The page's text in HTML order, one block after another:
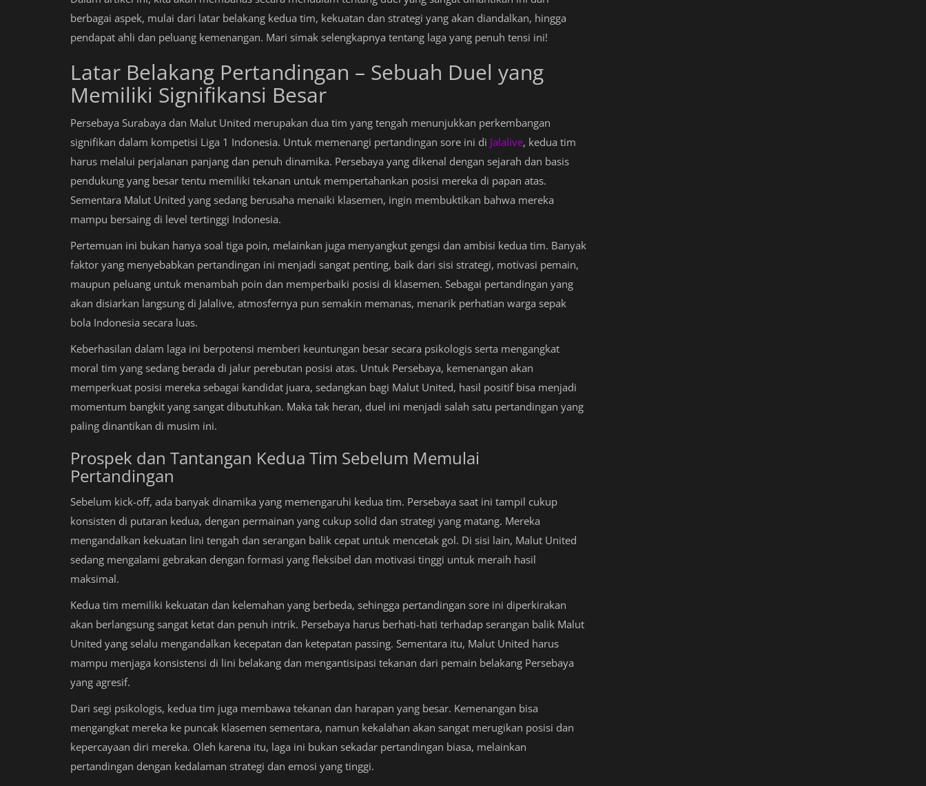
berbagai aspek, mulai dari latar belakang kedua tim, kekuatan dan strategi yang akan diandalkan, hingga
pendapat ahli dan peluang kemenangan. Mari simak selengkapnya tentang laga yang penuh tensi ini!
Latar Belakang Pertandingan – Sebuah Duel yang
Memiliki Signifikansi Besar
Persebaya Surabaya dan Malut United merupakan dua tim yang tengah menunjukkan perkembangan
signifikan dalam kompetisi Liga 1 Indonesia. Untuk memenangi pertandingan sore ini di Jalalive, kedua tim
harus melalui perjalanan panjang dan penuh dinamika. Persebaya yang dikenal dengan sejarah dan basis
pendukung yang besar tentu memiliki tekanan untuk mempertahankan posisi mereka di papan atas.
Sementara Malut United yang sedang berusaha menaiki klasemen, ingin membuktikan bahwa mereka
mampu bersaing di level tertinggi Indonesia.
Pertemuan ini bukan hanya soal tiga poin, melainkan juga menyangkut gengsi dan ambisi kedua tim. Banyak
faktor yang menyebabkan pertandingan ini menjadi sangat penting, baik dari sisi strategi, motivasi pemain,
maupun peluang untuk menambah poin dan memperbaiki posisi di klasemen. Sebagai pertandingan yang
akan disiarkan langsung di Jalalive, atmosfernya pun semakin memanas, menarik perhatian warga sepak
bola Indonesia secara luas.
Keberhasilan dalam laga ini berpotensi memberi keuntungan besar secara psikologis serta mengangkat
moral tim yang sedang berada di jalur perebutan posisi atas. Untuk Persebaya, kemenangan akan
memperkuat posisi mereka sebagai kandidat juara, sedangkan bagi Malut United, hasil positif bisa menjadi
momentum bangkit yang sangat dibutuhkan. Maka tak heran, duel ini menjadi salah satu pertandingan yang
paling dinantikan di musim ini.
Prospek dan Tantangan Kedua Tim Sebelum Memulai
Pertandingan
Sebelum kick-off, ada banyak dinamika yang memengaruhi kedua tim. Persebaya saat ini tampil cukup
konsisten di putaran kedua, dengan permainan yang cukup solid dan strategi yang matang. Mereka
mengandalkan kekuatan lini tengah dan serangan balik cepat untuk mencetak gol. Di sisi lain, Malut United
sedang mengalami gebrakan dengan formasi yang fleksibel dan motivasi tinggi untuk meraih hasil
maksimal.
Kedua tim memiliki kekuatan dan kelemahan yang berbeda, sehingga pertandingan sore ini diperkirakan
akan berlangsung sangat ketat dan penuh intrik. Persebaya harus berhati-hati terhadap serangan balik Malut
United yang selalu mengandalkan kecepatan dan ketepatan passing. Sementara itu, Malut United harus
mampu menjaga konsistensi di lini belakang dan mengantisipasi tekanan dari pemain belakang Persebaya
yang agresif.
Dari segi psikologis, kedua tim juga membawa tekanan dan harapan yang besar. Kemenangan bisa
mengangkat mereka ke puncak klasemen sementara, namun kekalahan akan sangat merugikan posisi dan
kepercayaan diri mereka. Oleh karena itu, laga ini bukan sekadar pertandingan biasa, melainkan
pertandingan dengan kedalaman strategi dan emosi yang tinggi.